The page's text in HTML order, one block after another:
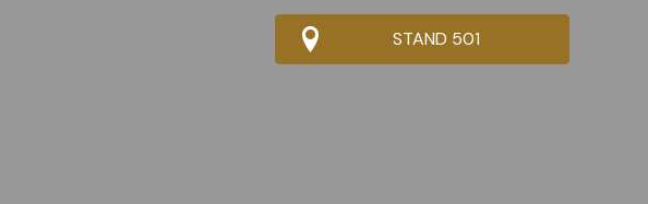
STAND 501